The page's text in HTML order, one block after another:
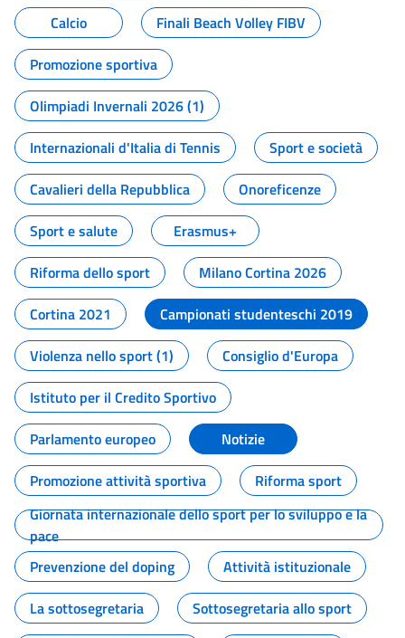
Calcio
Finali Beach Volley FIBV
Promozione sportiva
Olimpiadi Invernali 2026 (1)
Internazionali d'Italia di Tennis
Sport e società
Cavalieri della Repubblica
Onoreficenze
Sport e salute
Erasmus+
Riforma dello sport
Milano Cortina 2026
Cortina 2021
Campionati studenteschi 2019
Violenza nello sport (1)
Consiglio d'Europa
Istituto per il Credito Sportivo
Parlamento europeo
Notizie
Promozione attività sportiva
Riforma sport
Giornata internazionale dello sport per lo sviluppo e la
pace
Prevenzione del doping
Attività istituzionale
La sottosegretaria
Sottosegretaria allo sport